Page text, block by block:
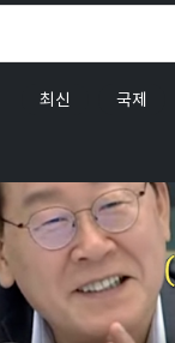
최신 국제